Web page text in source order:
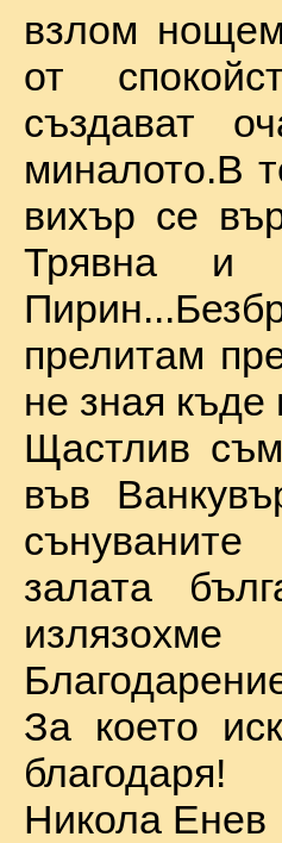
взлом
от
създават
миналото.В
вихър се
Трявна и
прелитам
не зная
Щастлив
във
залата
За което
благодаря!
Никола Енев